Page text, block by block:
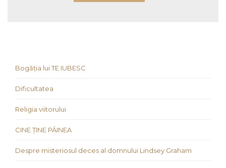
Bogăția lui TE IUBESC
Dificultatea
Religia viitorului
CINE ȚINE PÂINEA
Despre misteriosul deces al domnului Lindsey Graham